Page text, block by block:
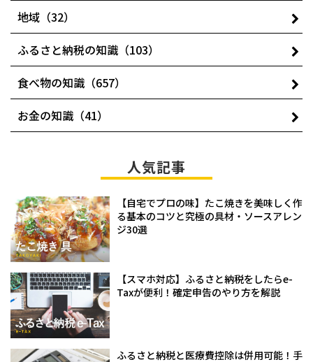
地域（32）
ふるさと納税の知識（103）
食べ物の知識（657）
お金の知識（41）
人気記事
【自宅でプロの味】たこ焼きを美味しく作
る基本のコツと究極の具材・ソースアレン
ジ30選
【スマホ対応】ふるさと納税をしたらe-
Taxが便利！確定申告のやり方を解説
ふるさと納税と医療費控除は併用可能！手